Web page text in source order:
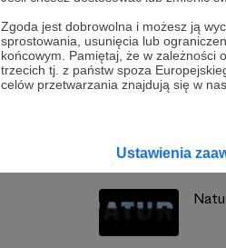
Zgoda jest dobrowolna i możesz ją
sprostowania, usunięcia lub
końcowym. Pamiętaj, że w zależności
trzecich tj. z państw spoza
celów przetwarzania znajdują się w
Ustawienia
Zobacz